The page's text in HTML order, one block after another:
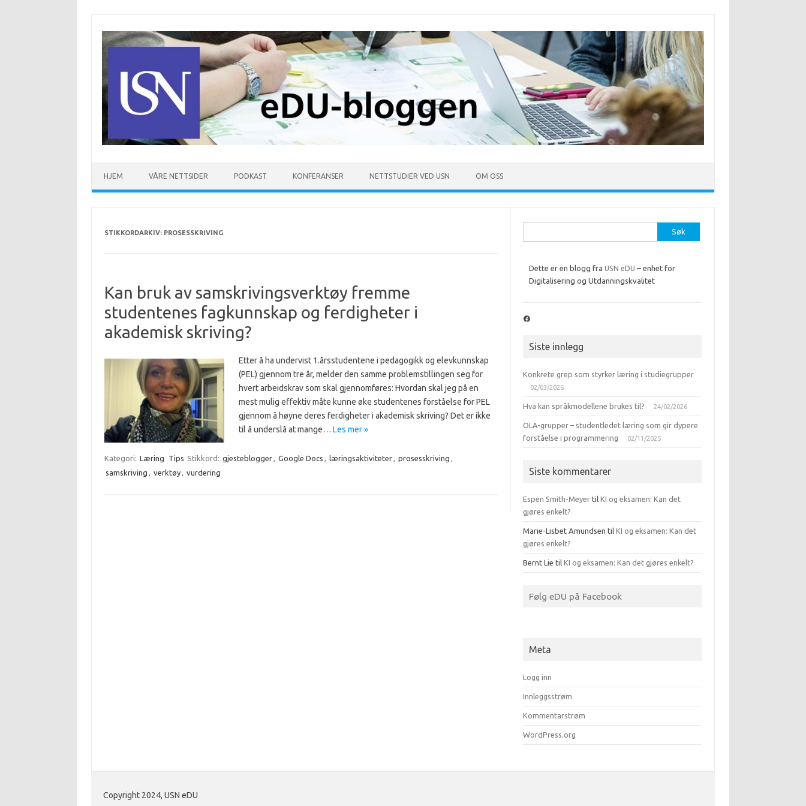
HJEM VÅRE NETTSIDER PODKAST KONFERANSER NETTSTUDIER VED USN OM OSS
STIKKORDARKIV: PROSESSKRIVING
Kan bruk av samskrivingsverktøy fremme
studentenes fagkunnskap og ferdigheter i
akademisk skriving?
Etter å ha undervist 1.årsstudentene i pedagogikk og elevkunnskap
(PEL) gjennom tre år, melder den samme problemstillingen seg for
hvert arbeidskrav som skal gjennomføres: Hvordan skal jeg på en
mest mulig effektiv måte kunne øke studentenes forståelse for PEL
gjennom å høyne deres ferdigheter i akademisk skriving? Det er ikke
til å underslå at mange… Les mer »
Kategori: Læring Tips Stikkord: gjesteblogger, Google Docs , læringsaktiviteter, prosesskriving ,
samskriving , verktøy, vurdering
etter:
Dette er en blogg fraUSN eDU – enhet for
Digitalisering og Utdanningskvalitet
Facebook
Siste innlegg
Konkrete grep som styrker læring i studiegrupper
02/03/2026
Hva kan språkmodellene brukes til? 24/02/2026
OLA-grupper – studentledet læring som gir dypere
forståelse i programmering
02/11/2025
Siste kommentarer
Espen Smith-Meyer tilKI og eksamen: Kan det
gjøres enkelt?
Marie-Lisbet Amundsen tilKI og eksamen: Kan det
gjøres enkelt?
Bernt Lie tilKI og eksamen: Kan det gjøres enkelt?
Følg eDU på Facebook
Meta
Logg inn
Innleggsstrøm
Kommentarstrøm
WordPress.org
Copyright 2024, USN eDU